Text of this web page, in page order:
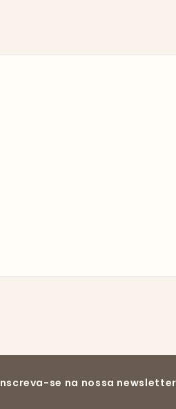
Inscreva-se na nossa newsletter